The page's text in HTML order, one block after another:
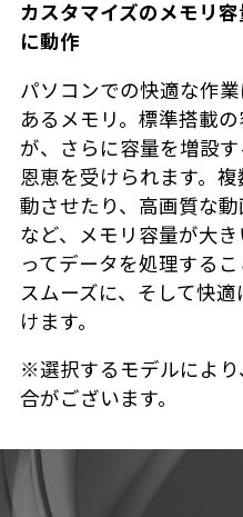
カスタマイズのメモリ
に動作
パソコンでの快適な作
あるメモリ。標準搭載
が、さらに容量を増設
恩恵を受けられます。
動させたり、高画質な
など、メモリ容量が大
ってデータを処理する
スムーズに、そして快
けます。
※選択するモデルによ
合がございます。